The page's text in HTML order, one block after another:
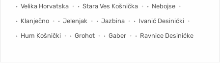
Velika Horvatska
Stara Ves Košnička
Nebojse
Klanječno
Jelenjak Jazbina
Ivanić Desinićki
Hum Košnički
Grohot Gaber Ravnice Desinićke